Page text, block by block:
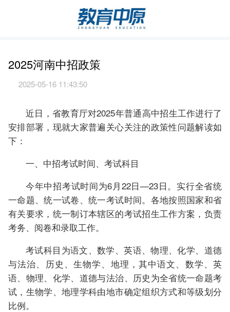
2025河南中招政策
2025-05-16 11:43:50
近日，省教育厅对2025年普通高中招生工作进行了
安排部署，现就大家普遍关心关注的政策性问题解读如
下：
一、中招考试时间、考试科目
今年中招考试时间为6月22日—23日。实行全省统
一命题、统一试卷、统一考试时间。各地按照国家和省
有关要求，统一制订本辖区的考试招生工作方案，负责
考务、阅卷和录取工作。
考试科目为语文、数学、英语、物理、化学、道德
与法治、历史、生物学、地理，其中语文、数学、英
语、物理、化学、道德与法治、历史为全省统一命题考
试，生物学、地理学科由地市确定组织方式和等级划分
比例。